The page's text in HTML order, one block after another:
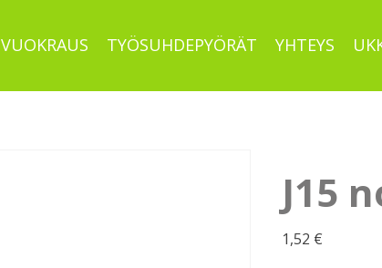
VUOKRAUS TYÖSUHDEPYÖRÄT YHTEYS
J15
1,52 €